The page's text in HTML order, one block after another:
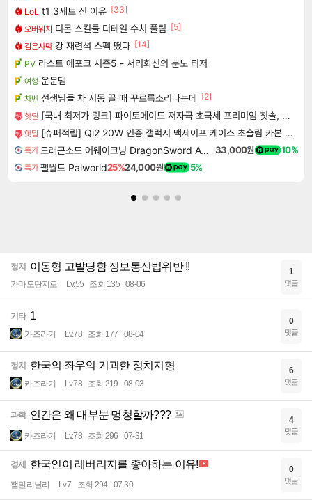
LoL t1 3세트 진 이유 [33]
오버워치 디몬 스킬들 디테일 수치 풀림 [5]
검은사막 강 재련석 스펙 떴다 [14]
PV 라스트 에포크 시즌5 - 서리화신의 분노 티저
여행 운문댐
차벤 선생님들 차 시동 끌 때 꾸르륵소리나는데 [2]
핫딜 [국내 최저가 링크] 파이토메이드 저자극 초극세 프리미엄 칫솔, 10개입, 3세트
핫딜 [슈퍼적립] Qi2 20W 인증 갤럭시 맥세이프 케이스 초슬림 카본 에어스킨아라미드 맥핏 갤럭시Z 폴드8 울트라, 아라미드, 블랙
특가 드래곤소드 어웨이크닝 DragonSword Awakening 33,000원 10%
특가 팰월드 Palworld25%24,000원 5%
정치 이동형 고발당함 정보통신법위반 !!
가마도탄지로 Lv.55 조회 135 08-06
1
댓글
기타 1
카즈라기 Lv.78 조회 177 08-04
0
댓글
정치 한국의 좌우의 기괴한 정치지형
카즈라기 Lv.78 조회 219 08-03
6
댓글
과학 인간은 왜 대부분 멍청할까???
카즈라기 Lv.78 조회 296 07-31
4
댓글
경제 한국인이 레버리지를 좋아하는 이유!
팸밀리닐리 Lv.7 조회 294 07-30
0
댓글